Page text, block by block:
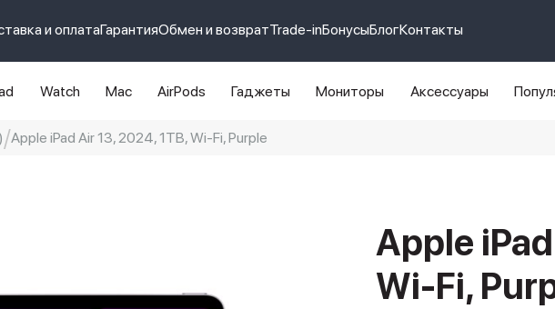
и оплатаГарантияОбмен и возвратTrade-inБонусыБлогКонтакты
Watch Mac AirPods Гаджеты Мониторы Аксессуары
Apple iPad Air 13, 2024, 1TB, Wi-Fi, Purple
Apple
Wi-Fi,